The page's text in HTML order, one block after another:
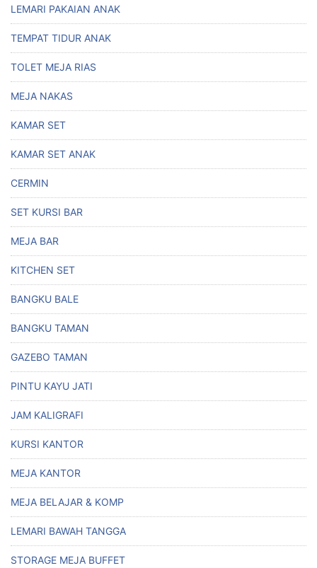
LEMARI PAKAIAN ANAK
TEMPAT TIDUR ANAK
TOLET MEJA RIAS
MEJA NAKAS
KAMAR SET
KAMAR SET ANAK
CERMIN
SET KURSI BAR
MEJA BAR
KITCHEN SET
BANGKU BALE
BANGKU TAMAN
GAZEBO TAMAN
PINTU KAYU JATI
JAM KALIGRAFI
KURSI KANTOR
MEJA KANTOR
MEJA BELAJAR & KOMP
LEMARI BAWAH TANGGA
STORAGE MEJA BUFFET